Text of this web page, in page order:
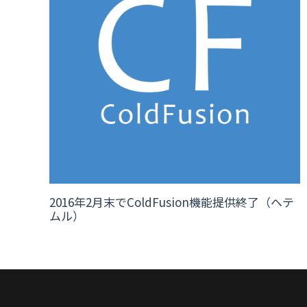
2016年2月末でColdFusion機能提供終了（ヘテ
ムル）